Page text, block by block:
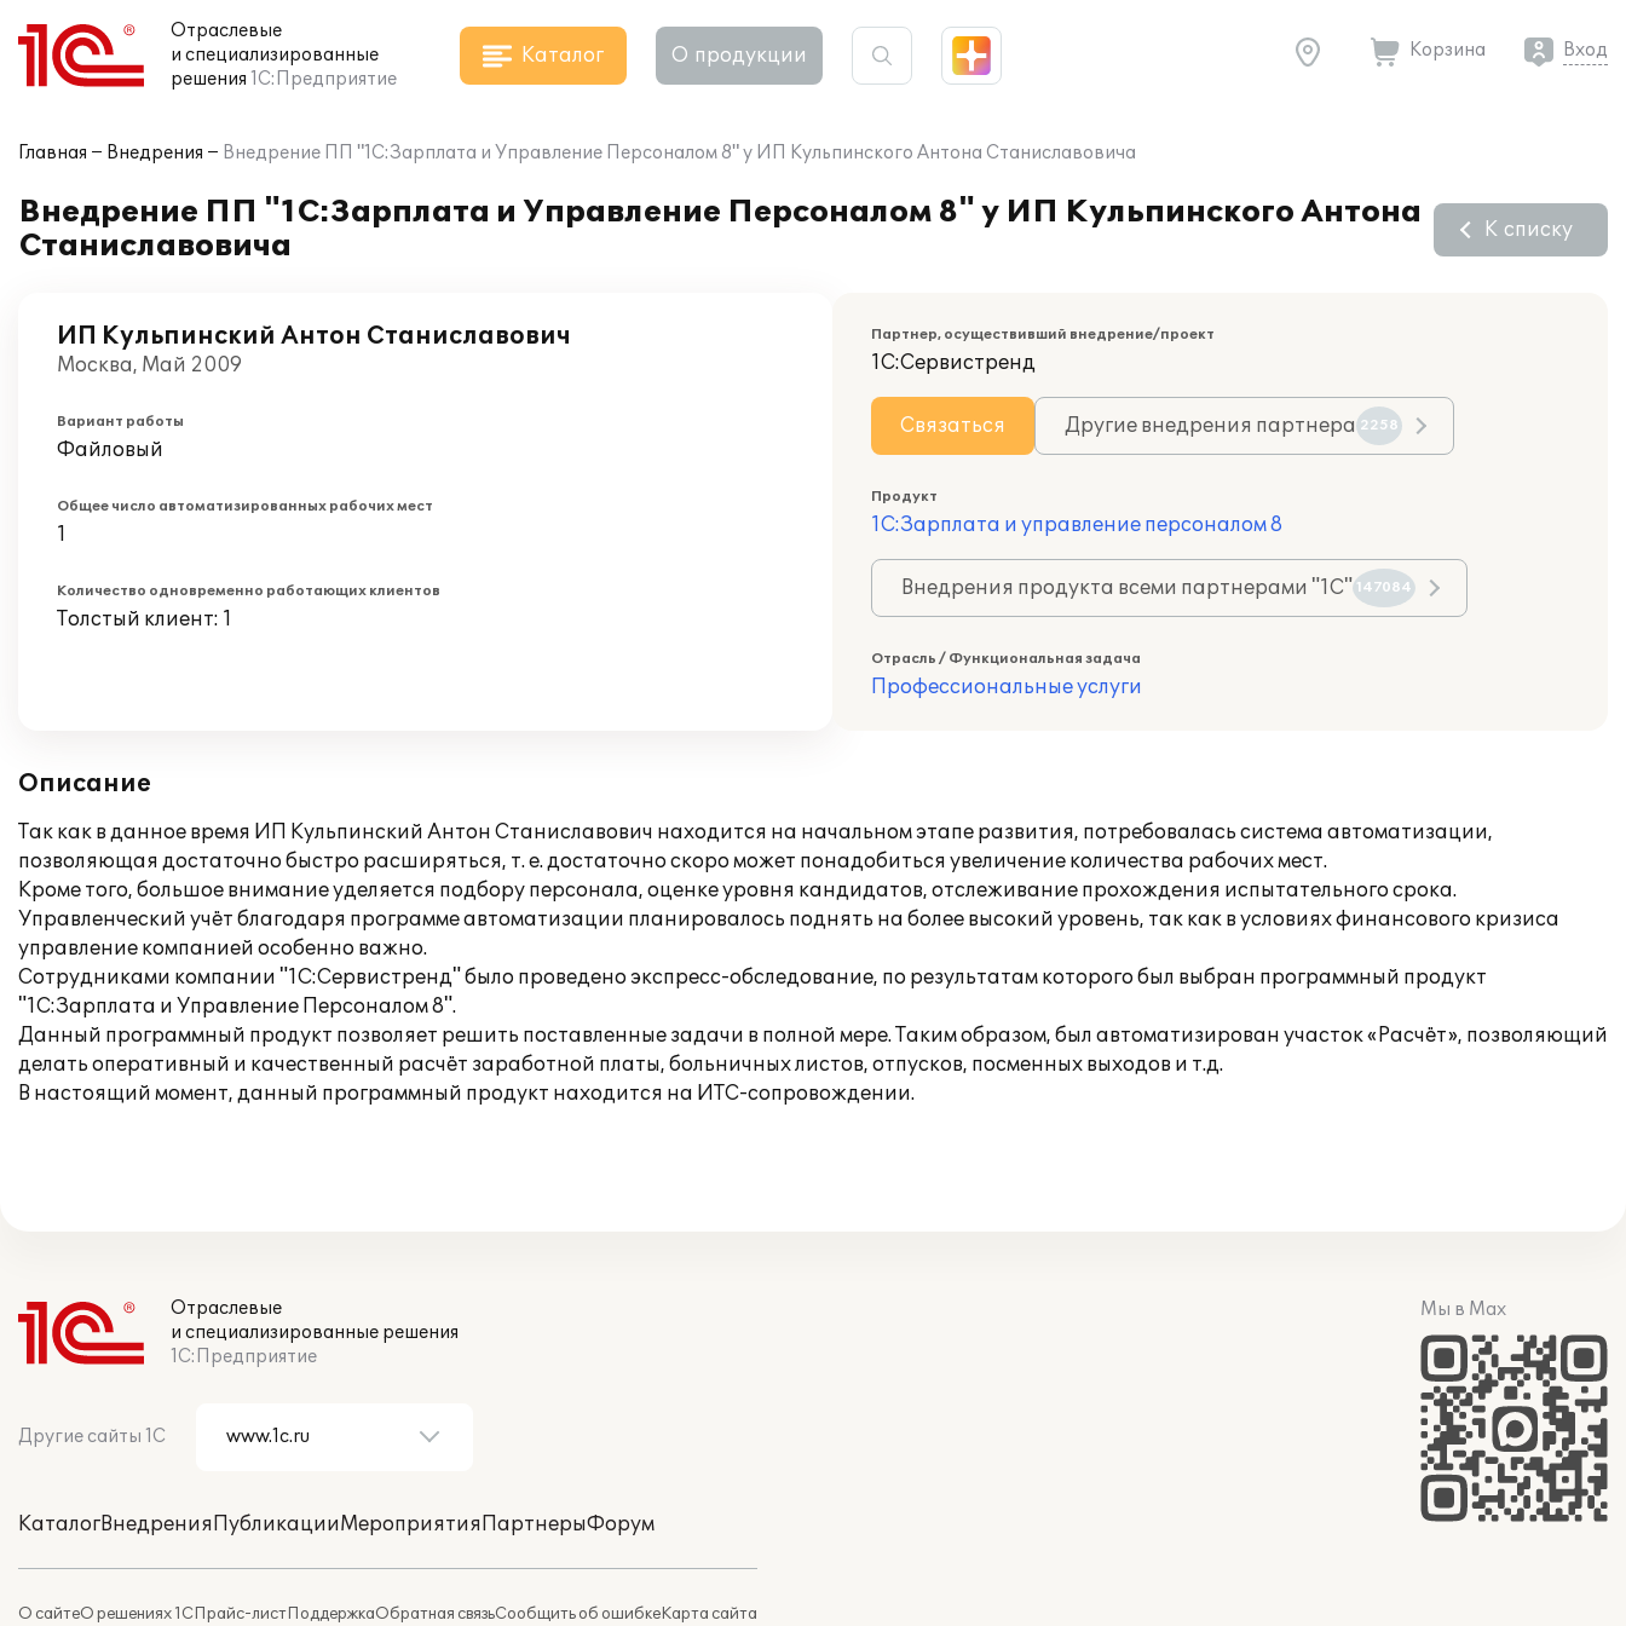
Отраслевые
и специализированные
решения 1С:Предприятие
Каталог О продукции Корзина Вход
Главная Внедрения Внедрение ПП "1С:Зарплата и Управление Персоналом 8" у ИП Кульпинского Антона Станиславовича
Внедрение ПП "1С:Зарплата и Управление Персоналом 8" у ИП Кульпинского Антона
Станиславовича
К списку
ИП Кульпинский Антон Станиславович
Москва, Май 2009
Вариант работы
Файловый
Общее число автоматизированных рабочих мест
1
Количество одновременно работающих клиентов
Толстый клиент: 1
Партнер, осуществивший внедрение/проект
1С:Сервистренд
Связаться Другие внедрения партнера 2258
Продукт
1С:Зарплата и управление персоналом 8
Внедрения продукта всеми партнерами "1С" 147084
Отрасль / Функциональная задача
Профессиональные услуги
Описание
Так как в данное время ИП Кульпинский Антон Станиславович находится на начальном этапе развития, потребовалась система автоматизации,
позволяющая достаточно быстро расширяться, т. е. достаточно скоро может понадобиться увеличение количества рабочих мест.
Кроме того, большое внимание уделяется подбору персонала, оценке уровня кандидатов, отслеживание прохождения испытательного срока.
Управленческий учёт благодаря программе автоматизации планировалось поднять на более высокий уровень, так как в условиях финансового кризиса
управление компанией особенно важно.
Сотрудниками компании "1С:Сервистренд" было проведено экспресс-обследование, по результатам которого был выбран программный продукт
"1С:Зарплата и Управление Персоналом 8".
Данный программный продукт позволяет решить поставленные задачи в полной мере. Таким образом, был автоматизирован участок «Расчёт», позволяющий
делать оперативный и качественный расчёт заработной платы, больничных листов, отпусков, посменных выходов и т.д.
В настоящий момент, данный программный продукт находится на ИТС-сопровождении.
Отраслевые
и специализированные решения
1С:Предприятие
Другие сайты 1С
КаталогВнедренияПубликацииМероприятияПартнерыФорум
О сайтеО решениях 1СПрайс-листПоддержкаОбратная связьСообщить об ошибкеКарта сайта
Мы в Max